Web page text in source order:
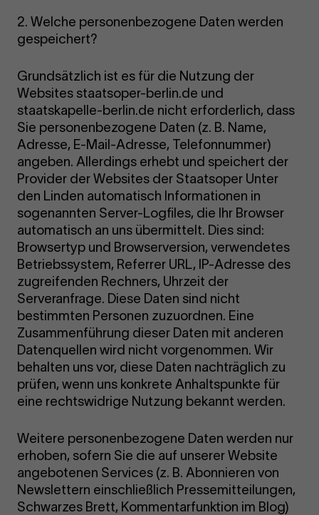
2. Welche personenbezogene Daten werden
gespeichert?
Grundsätzlich ist es für die Nutzung der
Websites staatsoper-berlin.de und
staatskapelle-berlin.de nicht erforderlich, dass
Sie personenbezogene Daten (z. B. Name,
Adresse, E-Mail-Adresse, Telefonnummer)
angeben. Allerdings erhebt und speichert der
Provider der Websites der Staatsoper Unter
den Linden automatisch Informationen in
sogenannten Server-Logfiles, die Ihr Browser
automatisch an uns übermittelt. Dies sind:
Browsertyp und Browserversion, verwendetes
Betriebssystem, Referrer URL, IP-Adresse des
zugreifenden Rechners, Uhrzeit der
Serveranfrage. Diese Daten sind nicht
bestimmten Personen zuzuordnen. Eine
Zusammenführung dieser Daten mit anderen
Datenquellen wird nicht vorgenommen. Wir
behalten uns vor, diese Daten nachträglich zu
prüfen, wenn uns konkrete Anhaltspunkte für
eine rechtswidrige Nutzung bekannt werden.
Weitere personenbezogene Daten werden nur
erhoben, sofern Sie die auf unserer Website
angebotenen Services (z. B. Abonnieren von
Newslettern einschließlich Pressemitteilungen,
Schwarzes Brett, Kommentarfunktion im Blog)